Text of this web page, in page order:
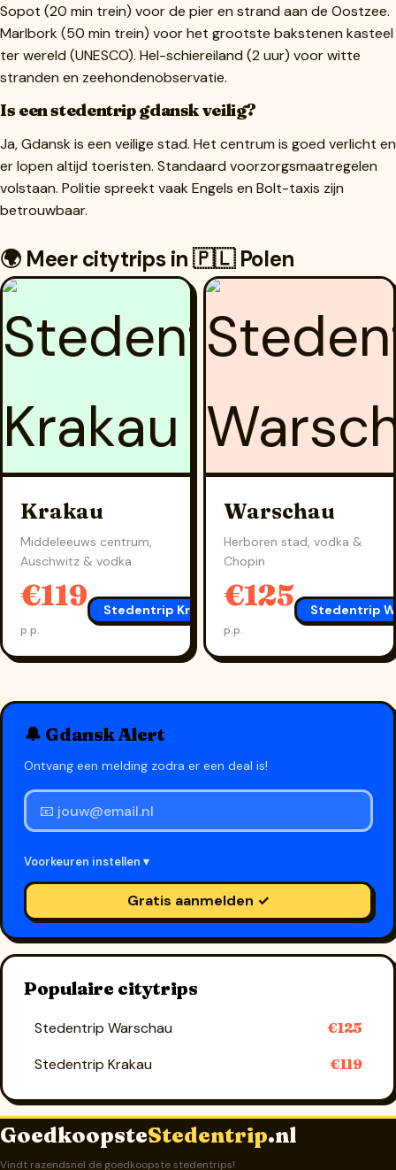
Sopot (20 min trein) voor de pier en strand aan de Oostzee.
Marlbork (50 min trein) voor het grootste bakstenen kasteel
ter wereld (UNESCO). Hel-schiereiland (2 uur) voor witte
stranden en zeehondenobservatie.
Is een stedentrip gdansk veilig?
Ja, Gdansk is een veilige stad. Het centrum is goed verlicht en
er lopen altijd toeristen. Standaard voorzorgsmaatregelen
volstaan. Politie spreekt vaak Engels en Bolt-taxis zijn
betrouwbaar.
🌍 Meer citytrips in 🇵🇱 Polen
Krakau
Middeleeuws centrum,
Auschwitz & vodka
€119
p.p.
Stedentrip Krakau →
Warschau
Herboren stad, vodka &
Chopin
€125
p.p.
Stedentrip
🔔 Gdansk Alert
Ontvang een melding zodra er een deal is!
Voorkeuren instellen ▾
Gratis aanmelden ✓
Populaire citytrips
Stedentrip Warschau €125
Stedentrip Krakau €119
GoedkoopsteStedentrip.nl
Vindt razendsnel de goedkoopste stedentrips!